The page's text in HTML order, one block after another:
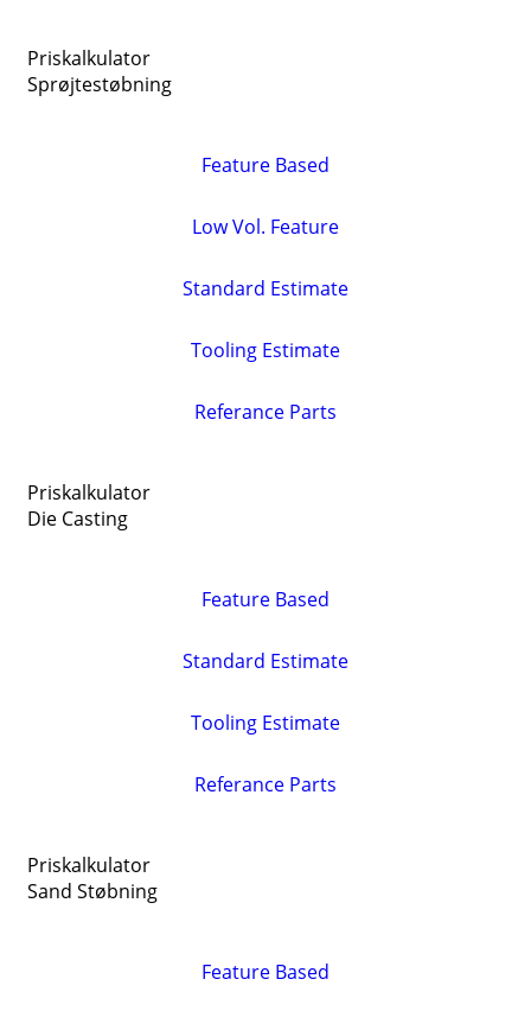
Priskalkulator
Sprøjtestøbning
Feature Based
Low Vol. Feature
Standard Estimate
Tooling Estimate
Referance Parts
Priskalkulator
Die Casting
Feature Based
Standard Estimate
Tooling Estimate
Referance Parts
Priskalkulator
Sand Støbning
Feature Based